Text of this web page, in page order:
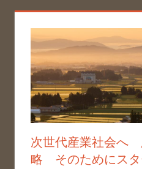
次世代産業社会へ
略 そのためにス